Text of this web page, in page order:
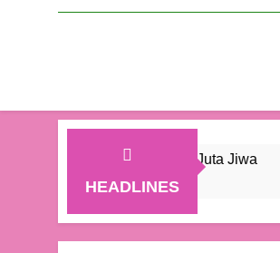
HEADLINES
Menjadi 1,04 Juta Jiwa